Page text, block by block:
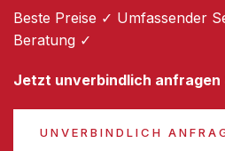
Beste Preise ✓ Umfassender
Beratung ✓
Jetzt unverbindlich anfragen
UNVERBINDLICH